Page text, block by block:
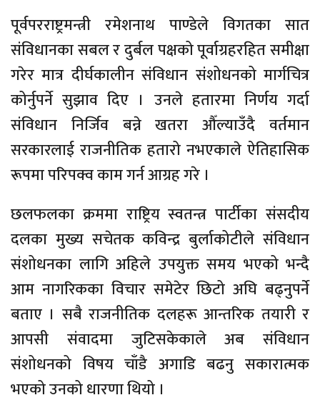
पूर्वपरराष्ट्रमन्त्री रमेशनाथ पाण्डेले विगतका सात
संविधानका सबल र दुर्बल पक्षको पूर्वाग्रहरहित समीक्षा
गरेर मात्र दीर्घकालीन संविधान संशोधनको मार्गचित्र
कोर्नुपर्ने सुझाव दिए । उनले हतारमा निर्णय गर्दा
संविधान निर्जिव बन्ने खतरा औँल्याउँदै वर्तमान
सरकारलाई राजनीतिक हतारो नभएकाले ऐतिहासिक
रूपमा परिपक्व काम गर्न आग्रह गरे ।
छलफलका क्रममा राष्ट्रिय स्वतन्त्र पार्टीका संसदीय
दलका मुख्य सचेतक कविन्द्र बुर्लाकोटीले संविधान
संशोधनका लागि अहिले उपयुक्त समय भएको भन्दै
आम नागरिकका विचार समेटेर छिटो अघि बढ्नुपर्ने
बताए । सबै राजनीतिक दलहरू आन्तरिक तयारी र
आपसी संवादमा जुटिसकेकाले अब संविधान
संशोधनको विषय चाँडै अगाडि बढनु सकारात्मक
भएको उनको धारणा थियो ।